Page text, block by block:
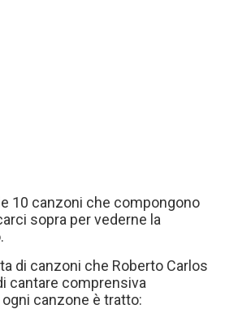
10 canzoni che compongono
sopra per vederne la
di canzoni che Roberto Carlos
cantare comprensiva
canzone è tratto: